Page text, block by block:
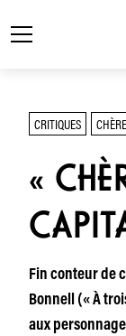
CRITIQUES
«
Fin conteur de
Bonnell (« À
aux